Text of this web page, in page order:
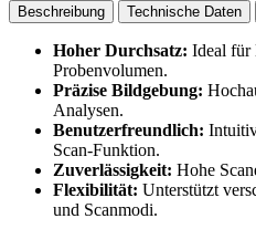
Beschreibung Technische Daten
Hoher Durchsatz: Ideal für
Probenvolumen.
Präzise Bildgebung:
Analysen.
Benutzerfreundlich:
Scan-Funktion.
Zuverlässigkeit: Hohe
Flexibilität: Unterstützt
und Scanmodi.